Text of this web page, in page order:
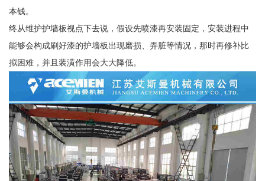
本钱。
终从维护护墙板视点下去说，假设先喷漆再安装固定，安装进程中
能够会构成刷好漆的护墙板出现磨损、弄脏等情况，那时再修补比
拟困难，并且装潢作用会大大降低。